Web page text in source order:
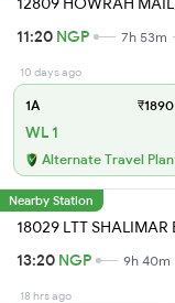
11:20 NGP 7h 53m
10 days ago
1A ₹1890
WL 1
Alternate Travel Plan
Nearby Station
18029 LTT SHALIMAR
13:20 NGP 9h 40m
18 hrs ago